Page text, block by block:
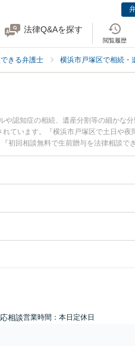
法律Q&Aを探す
閲覧履歴
きる弁護士 横浜市戸塚区で相続・
認知症の相続、遺産分割等の細かな
ています。『横浜市戸塚区で土日や夜
初回相談無料で生前贈与を法律相談で
相談営業時間：本日定休日